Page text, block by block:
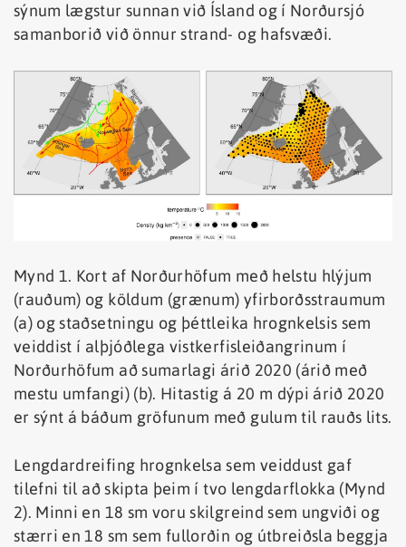
sýnum lægstur sunnan við Ísland og í Norðursjó
samanborið við önnur strand- og hafsvæði.
Mynd 1. Kort af Norðurhöfum með helstu hlýjum
(rauðum) og köldum (grænum) yfirborðsstraumum
(a) og staðsetningu og þéttleika hrognkelsis sem
veiddist í alþjóðlega vistkerfisleiðangrinum í
Norðurhöfum að sumarlagi árið 2020 (árið með
mestu umfangi) (b). Hitastig á 20 m dýpi árið 2020
er sýnt á báðum gröfunum með gulum til rauðs lits.
Lengdardreifing hrognkelsa sem veiddust gaf
tilefni til að skipta þeim í tvo lengdarflokka (Mynd
2). Minni en 18 sm voru skilgreind sem ungviði og
stærri en 18 sm sem fullorðin og útbreiðsla beggja